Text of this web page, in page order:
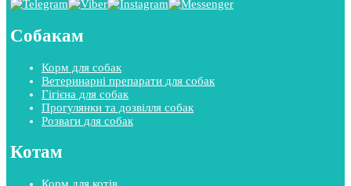
Собакам
Корм для собак
Ветеринарні препарати для собак
Гігієна для собак
Прогулянки та дозвілля собак
Розваги для собак
Котам